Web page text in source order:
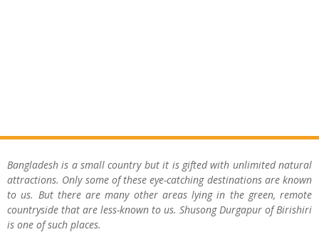
Bangladesh is a small country but it is gifted with unlimited natural
attractions. Only some of these eye-catching destinations are known
to us. But there are many other areas lying in the green, remote
countryside that are less-known to us. Shusong Durgapur of Birishiri
is one of such places.